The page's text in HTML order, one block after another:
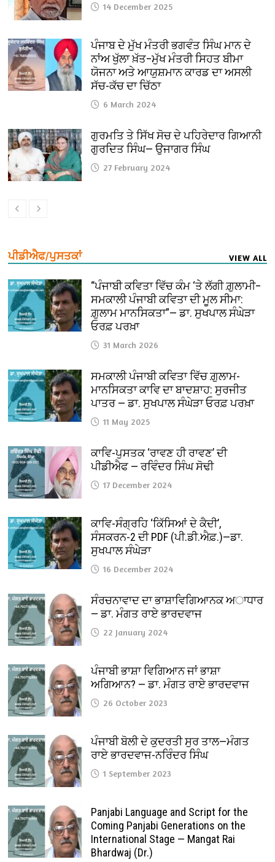
14 December 2025
ਪੰਜਾਬ ਦੇ ਮੁੱਖ ਮੰਤਰੀ ਭਗਵੰਤ ਸਿੰਘ ਮਾਨ ਦੇ
ਨਾਂਅ ਖੁੱਲਾ ਖ਼ੱਤ–ਮੁੱਖ ਮੰਤਰੀ ਸਿਹਤ ਬੀਮਾ
ਯੋਜਨਾ ਅਤੇ ਆਯੁਸ਼ਮਾਨ ਕਾਰਡ ਦਾ ਅਸਲੀ
ਸੱਚ-ਕੱਚ ਦਾ ਚਿੱਠਾ
6 March 2024
ਗੁਰਮਤਿ ਤੇ ਸਿੱਖ ਸੋਚ ਦੇ ਪਹਿਰੇਦਾਰ ਗਿਆਨੀ
ਗੁਰਦਿਤ ਸਿੰਘ— ਉਜਾਗਰ ਸਿੰਘ
27 February 2024
ਪੀਡੀਐਫ/ਪੁਸਤਕਾਂ VIEW ALL
“ਪੰਜਾਬੀ ਕਵਿਤਾ ਵਿੱਚ ਕੰਮ ‘ਤੇ ਲੱਗੀ ਗ਼ੁਲਾਮੀ–
ਸਮਕਾਲੀ ਪੰਜਾਬੀ ਕਵਿਤਾ ਦੀ ਮੂਲ ਸੀਮਾ:
ਗ਼ੁਲਾਮ ਮਾਨਸਿਕਤਾ”— ਡਾ. ਸੁਖਪਾਲ ਸੰਘੇੜਾ
ਓਰਫ਼ ਪਰਖ਼ਾ
31 March 2026
ਸਮਕਾਲੀ ਪੰਜਾਬੀ ਕਵਿਤਾ ਵਿੱਚ ਗ਼ੁਲਾਮ-
ਮਾਨਸਿਕਤਾ ਕਾਵਿ ਦਾ ਬਾਦਸ਼ਾਹ: ਸੁਰਜੀਤ
ਪਾਤਰ — ਡਾ. ਸੁਖਪਾਲ ਸੰਘੇੜਾ ਓਰਫ਼ ਪਰਖ਼ਾ
11 May 2025
ਕਾਵਿ-ਪੁਸਤਕ ‘ਰਾਵਣ ਹੀ ਰਾਵਣ’ ਦੀ
ਪੀਡੀਐਫ — ਰਵਿੰਦਰ ਸਿੰਘ ਸੋਢੀ
17 December 2024
ਕਾਵਿ-ਸੰਗ੍ਰਹਿ ‘ਕਿੱਸਿਆਂ ਦੇ ਕੈਦੀ’,
ਸੰਸਕਰਨ-2 ਦੀ PDF (ਪੀ.ਡੀ.ਐਫ਼.)—ਡਾ.
ਸੁਖਪਾਲ ਸੰਘੇੜਾ
16 December 2024
ਸੰਰਚਨਾਵਾਦ ਦਾ ਭਾਸ਼ਾਵਿਗਿਆਨਕ ਅਾਧਾਰ
— ਡਾ. ਮੰਗਤ ਰਾਏ ਭਾਰਦਵਾਜ
22 January 2024
ਪੰਜਾਬੀ ਭਾਸ਼ਾ ਵਿਗਿਆਨ ਜਾਂ ਭਾਸ਼ਾ
ਅਗਿਆਨ? — ਡਾ. ਮੰਗਤ ਰਾਏ ਭਾਰਦਵਾਜ
26 October 2023
ਪੰਜਾਬੀ ਬੋਲੀ ਦੇ ਕੁਦਰਤੀ ਸੁਰ ਤਾਲ—ਮੰਗਤ
ਰਾਏ ਭਾਰਦਵਾਜ-ਨਰਿੰਦਰ ਸਿੰਘ
1 September 2023
Panjabi Language and Script for the
Coming Panjabi Generations on the
International Stage — Mangat Rai
Bhardwaj (Dr.)